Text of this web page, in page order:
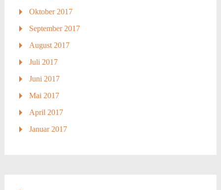
Oktober 2017
September 2017
August 2017
Juli 2017
Juni 2017
Mai 2017
April 2017
Januar 2017